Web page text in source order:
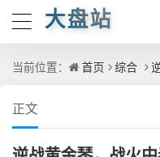
大盘站
当前位置： 首页 综合
正文